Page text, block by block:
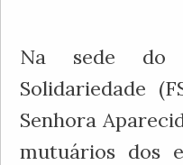
Na sede do
Solidariedade
Senhora
mutuários dos